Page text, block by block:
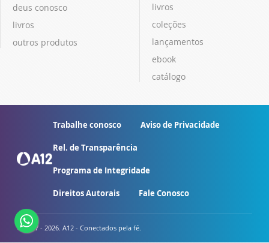
deus conosco
livros
outros produtos
livros
coleções
lançamentos
ebook
catálogo
Trabalhe conosco Aviso de Privacidade
Rel. de Transparência
Programa de Integridade
Direitos Autorais Fale Conosco
© 2007 - 2026. A12 - Conectados pela fé.